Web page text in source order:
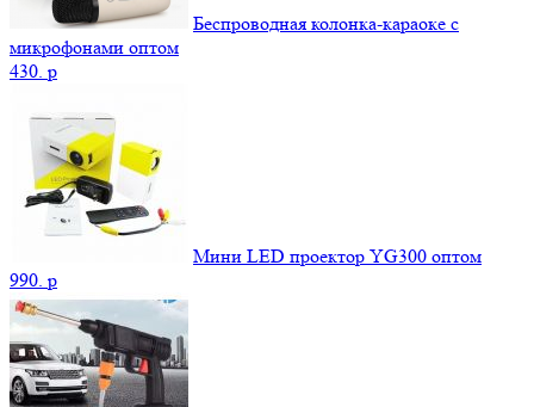
Беспроводная колонка-караоке с
микрофонами оптом
430. p
Мини LED проектор YG300 оптом
990. p